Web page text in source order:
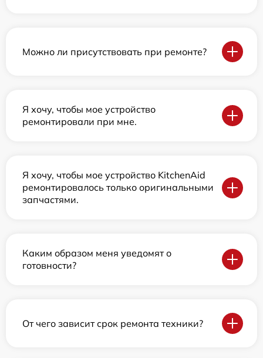
Можно ли присутствовать при ремонте?
Я хочу, чтобы мое устройство
ремонтировали при мне.
Я хочу, чтобы мое устройство KitchenAid
ремонтировалось только оригинальными
запчастями.
Каким образом меня уведомят о
готовности?
От чего зависит срок ремонта техники?